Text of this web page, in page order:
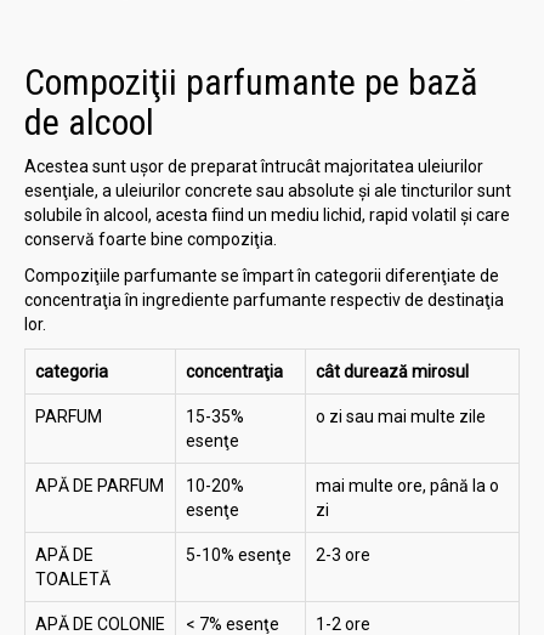
Compoziţii parfumante pe bază
de alcool
Acestea sunt uşor de preparat întrucât majoritatea uleiurilor
esenţiale, a uleiurilor concrete sau absolute şi ale tincturilor sunt
solubile în alcool, acesta fiind un mediu lichid, rapid volatil şi care
conservă foarte bine compoziţia.
Compoziţiile parfumante se împart în categorii diferenţiate de
concentraţia în ingrediente parfumante respectiv de destinaţia
lor.
categoria concentraţia cât durează mirosul
PARFUM
15-35%
esenţe
o zi sau mai multe zile
APĂ DE PARFUM
10-20%
esenţe
mai multe ore, până la o
zi
APĂ DE
TOALETĂ
5-10% esenţe 2-3 ore
APĂ DE COLONIE < 7% esenţe 1-2 ore